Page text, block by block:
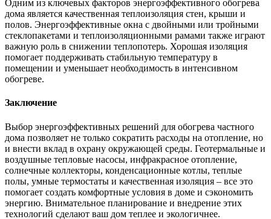
Одним из ключевых факторов энергоэффективного обогрева
дома является качественная теплоизоляция стен, крыши и
полов. Энергоэффективные окна с двойными или тройными
стеклопакетами и теплоизоляционными рамами также играют
важную роль в снижении теплопотерь. Хорошая изоляция
помогает поддерживать стабильную температуру в
помещении и уменьшает необходимость в интенсивном
обогреве.
Заключение
Выбор энергоэффективных решений для обогрева частного
дома позволяет не только сократить расходы на отопление, но
и внести вклад в охрану окружающей среды. Геотермальные и
воздушные тепловые насосы, инфракрасное отопление,
солнечные коллекторы, конденсационные котлы, теплые
полы, умные термостаты и качественная изоляция – все это
помогает создать комфортные условия в доме и сэкономить
энергию. Внимательное планирование и внедрение этих
технологий сделают ваш дом теплее и экологичнее.